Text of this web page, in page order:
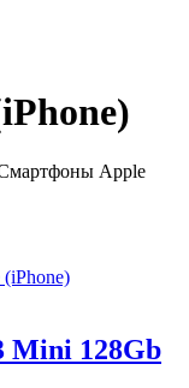
Apple
Mini 128Gb